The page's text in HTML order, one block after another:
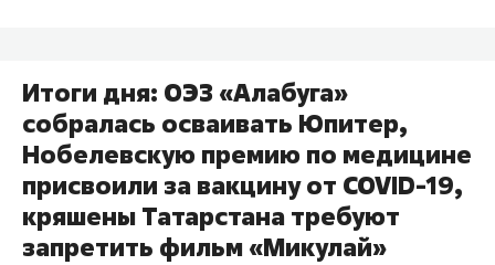
Итоги дня: ОЭЗ «Алабуга»
собралась осваивать Юпитер,
Нобелевскую премию по медицине
присвоили за вакцину от COVID-19,
кряшены Татарстана требуют
запретить фильм «Микулай»